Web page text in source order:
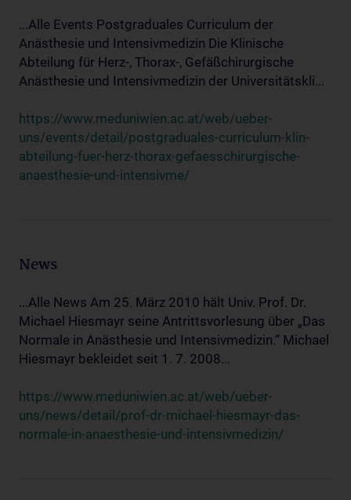
...Alle Events Postgraduales Curriculum der
Anästhesie und Intensivmedizin Die Klinische
Abteilung für Herz-, Thorax-, Gefäßchirurgische
Anästhesie und Intensivmedizin der Universitätskli...
https://www.meduniwien.ac.at/web/ueber-
uns/events/detail/postgraduales-curriculum-klin-
abteilung-fuer-herz-thorax-gefaesschirurgische-
anaesthesie-und-intensivme/
News
...Alle News Am 25. März 2010 hält Univ. Prof. Dr.
Michael Hiesmayr seine Antrittsvorlesung über „Das
Normale in Anästhesie und Intensivmedizin.“ Michael
Hiesmayr bekleidet seit 1. 7. 2008...
https://www.meduniwien.ac.at/web/ueber-
uns/news/detail/prof-dr-michael-hiesmayr-das-
normale-in-anaesthesie-und-intensivmedizin/